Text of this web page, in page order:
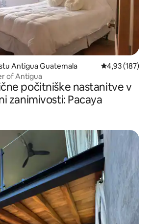
Antigua Guatemala Povprečna
4,93 (187)
of Antigua
počitniške nastanitve v
zanimivosti: Pacaya